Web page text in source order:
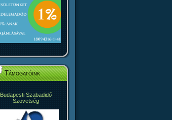
Támogatóink
Budapesti Szabadidő
Szövetség